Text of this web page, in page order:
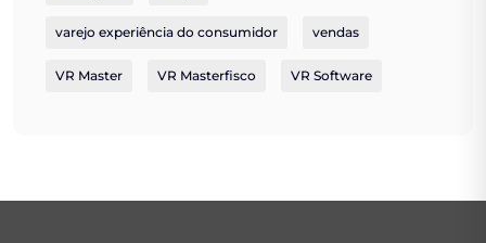
varejo experiência do consumidor vendas
VR Master VR Masterfisco VR Software